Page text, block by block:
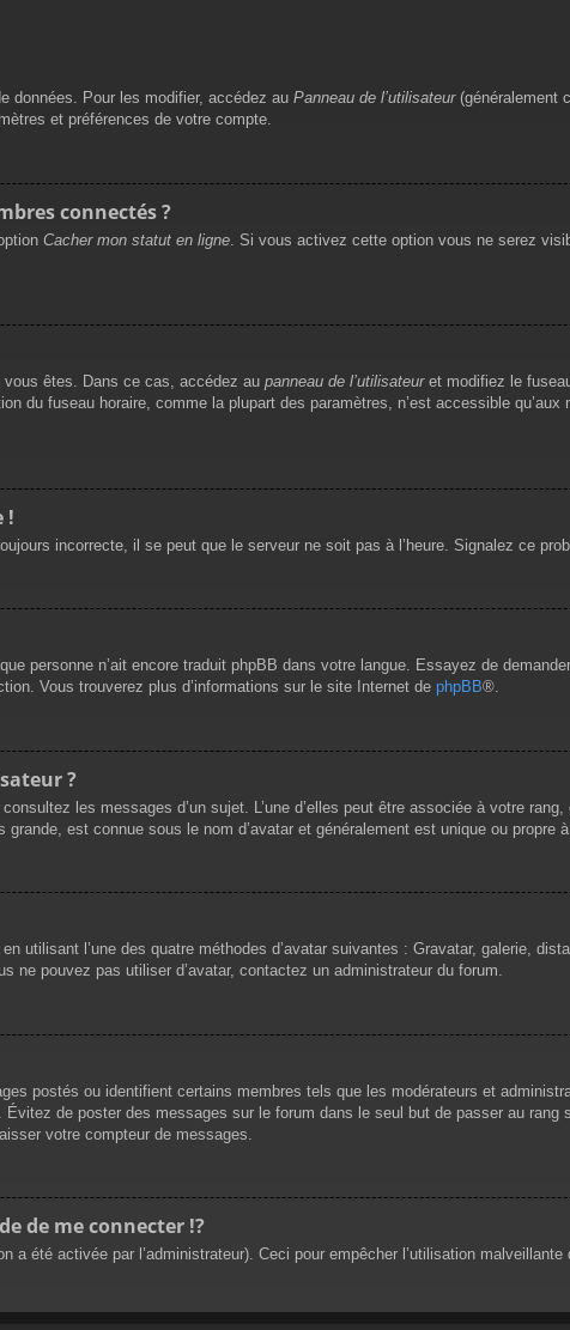
données. Pour les modifier, accédez au Panneau de l’utilisateur(généralement
et préférences de votre compte.
connectés ?
Cacher mon statut en ligne . Si vous activez cette option vous ne serez
vous êtes. Dans ce cas, accédez au panneau de l’utilisateuret modifiez le
fuseau horaire, comme la plupart des paramètres, n’est accessible qu’aux
!
incorrecte, il se peut que le serveur ne soit pas à l’heure. Signalez ce
personne n’ait encore traduit phpBB dans votre langue. Essayez de
Vous trouverez plus d’informations sur le site Internet de phpBB®.
?
les messages d’un sujet. L’une d’elles peut être associée à votre
est connue sous le nom d’avatar et généralement est unique ou propre à
utilisant l’une des quatre méthodes d’avatar suivantes : Gravatar, galerie,
pouvez pas utiliser d’avatar, contactez un administrateur du forum.
postés ou identifient certains membres tels que les modérateurs et
de poster des messages sur le forum dans le seul but de passer au
votre compteur de messages.
de me connecter !?
été activée par l’administrateur). Ceci pour empêcher l’utilisation